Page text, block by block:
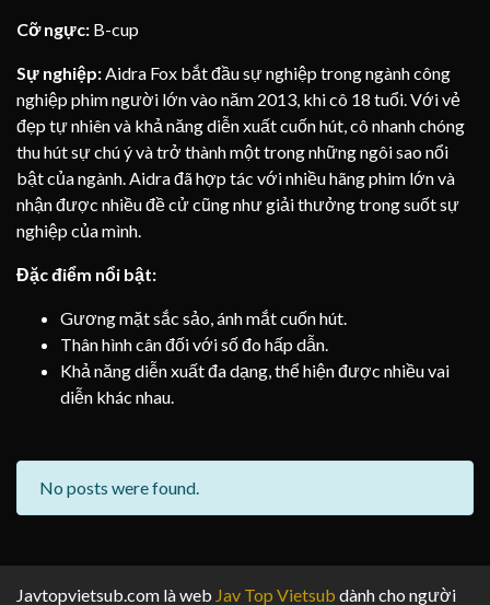
Cỡ ngực: B-cup
Sự nghiệp: Aidra Fox bắt đầu sự nghiệp trong ngành công
nghiệp phim người lớn vào năm 2013, khi cô 18 tuổi. Với vẻ
đẹp tự nhiên và khả năng diễn xuất cuốn hút, cô nhanh chóng
thu hút sự chú ý và trở thành một trong những ngôi sao nổi
bật của ngành. Aidra đã hợp tác với nhiều hãng phim lớn và
nhận được nhiều đề cử cũng như giải thưởng trong suốt sự
nghiệp của mình.
Đặc điểm nổi bật:
Gương mặt sắc sảo, ánh mắt cuốn hút.
Thân hình cân đối với số đo hấp dẫn.
Khả năng diễn xuất đa dạng, thể hiện được nhiều vai
diễn khác nhau.
No posts were found.
Javtopvietsub.com là web Jav Top Vietsub dành cho người